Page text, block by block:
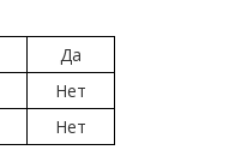
Да
Нет
Нет